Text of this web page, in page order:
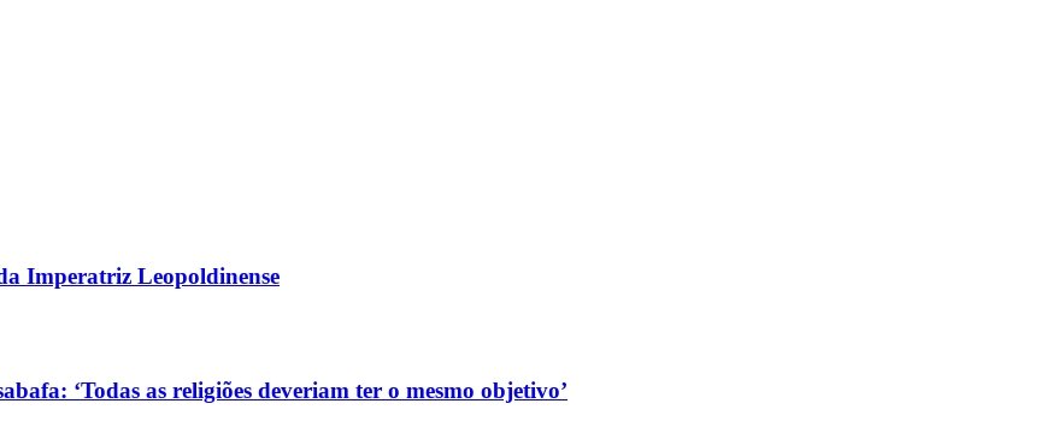
Imperatriz Leopoldinense
‘Todas as religiões deveriam ter o mesmo objetivo’